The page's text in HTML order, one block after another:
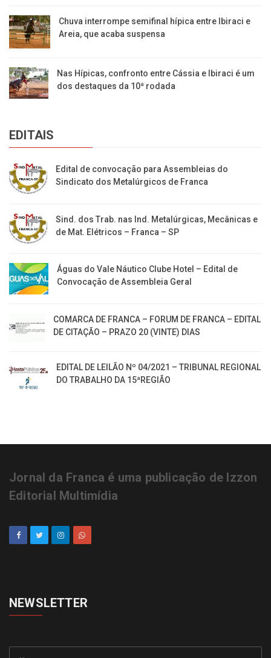
​Chuva interrompe semifinal hípica entre Ibiraci e
Areia, que acaba suspensa
Nas Hípicas, confronto entre Cássia e Ibiraci é um
dos destaques da 10ª rodada
EDITAIS
Edital de convocação para Assembleias do
Sindicato dos Metalúrgicos de Franca
Sind. dos Trab. nas Ind. Metalúrgicas, Mecânicas e
de Mat. Elétricos – Franca – SP
Águas do Vale Náutico Clube Hotel – Edital de
Convocação de Assembleia Geral
COMARCA DE FRANCA – FORUM DE FRANCA – EDITAL
DE CITAÇÃO – PRAZO 20 (VINTE) DIAS
EDITAL DE LEILÃO Nº 04/2021 – TRIBUNAL REGIONAL
DO TRABALHO DA 15ªREGIÃO
Jornal da Franca é uma publicação de Izzon
Editorial Multimídia
NEWSLETTER